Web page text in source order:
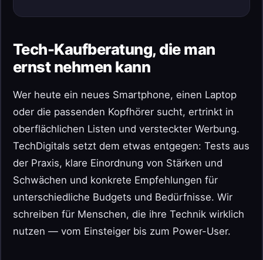
Tech-Kaufberatung, die man
ernst nehmen kann
Wer heute ein neues Smartphone, einen Laptop
oder die passenden Kopfhörer sucht, ertrinkt in
oberflächlichen Listen und versteckter Werbung.
TechDigitals setzt dem etwas entgegen: Tests aus
der Praxis, klare Einordnung von Stärken und
Schwächen und konkrete Empfehlungen für
unterschiedliche Budgets und Bedürfnisse. Wir
schreiben für Menschen, die ihre Technik wirklich
nutzen — vom Einsteiger bis zum Power-User.